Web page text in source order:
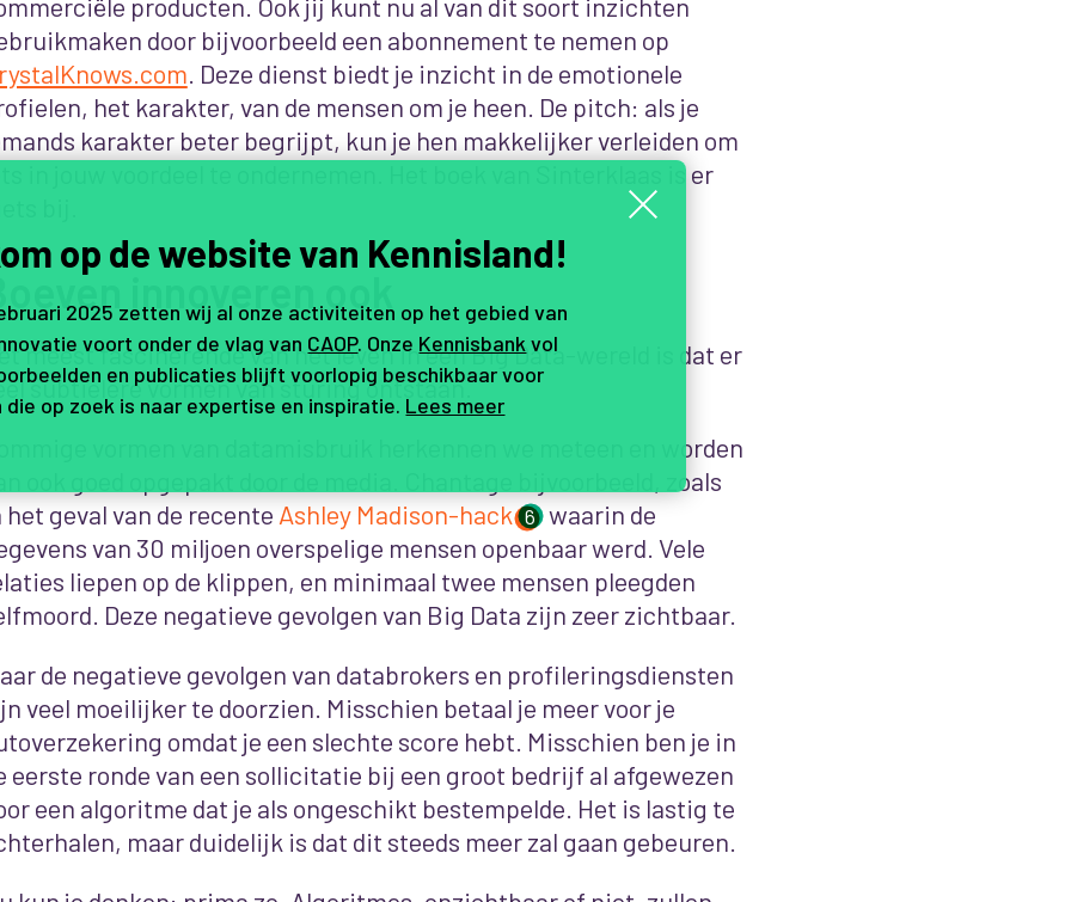
door bijvoorbeeld een abonnement te nemen op
. Deze dienst biedt je inzicht in de emotionele
het karakter, van de mensen om je heen. De pitch: als je
karakter beter begrijpt, kun je hen makkelijker verleiden om
is er
Boeven innoveren ook
meest fascinerende van het leven in een Big Data-wereld is dat er
subtielere vormen van sturing ontstaan.
vormen van datamisbruik herkennen we meteen en worden
ook goed opgepakt door de media. Chantage bijvoorbeeld, zoals
het geval van de recente Ashley Madison-hack 6 waarin de
van 30 miljoen overspelige mensen openbaar werd. Vele
liepen op de klippen, en minimaal twee mensen pleegden
Deze negatieve gevolgen van Big Data zijn zeer zichtbaar.
de negatieve gevolgen van databrokers en profileringsdiensten
veel moeilijker te doorzien. Misschien betaal je meer voor je
omdat je een slechte score hebt. Misschien ben je in
eerste ronde van een sollicitatie bij een groot bedrijf al afgewezen
een algoritme dat je als ongeschikt bestempelde. Het is lastig te
maar duidelijk is dat dit steeds meer zal gaan gebeuren.
op de website van Kennisland!
2025 zetten wij al onze activiteiten op het gebied van
voort onder de vlag van CAOP. Onze Kennisbankvol
en publicaties blijft voorlopig beschikbaar voor
die op zoek is naar expertise en inspiratie. Lees meer